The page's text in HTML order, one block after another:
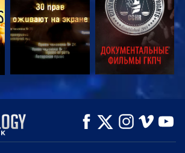
СМОТРЕТЬ
СМОТРЕТЬ
ПЕРЕДАЧИ